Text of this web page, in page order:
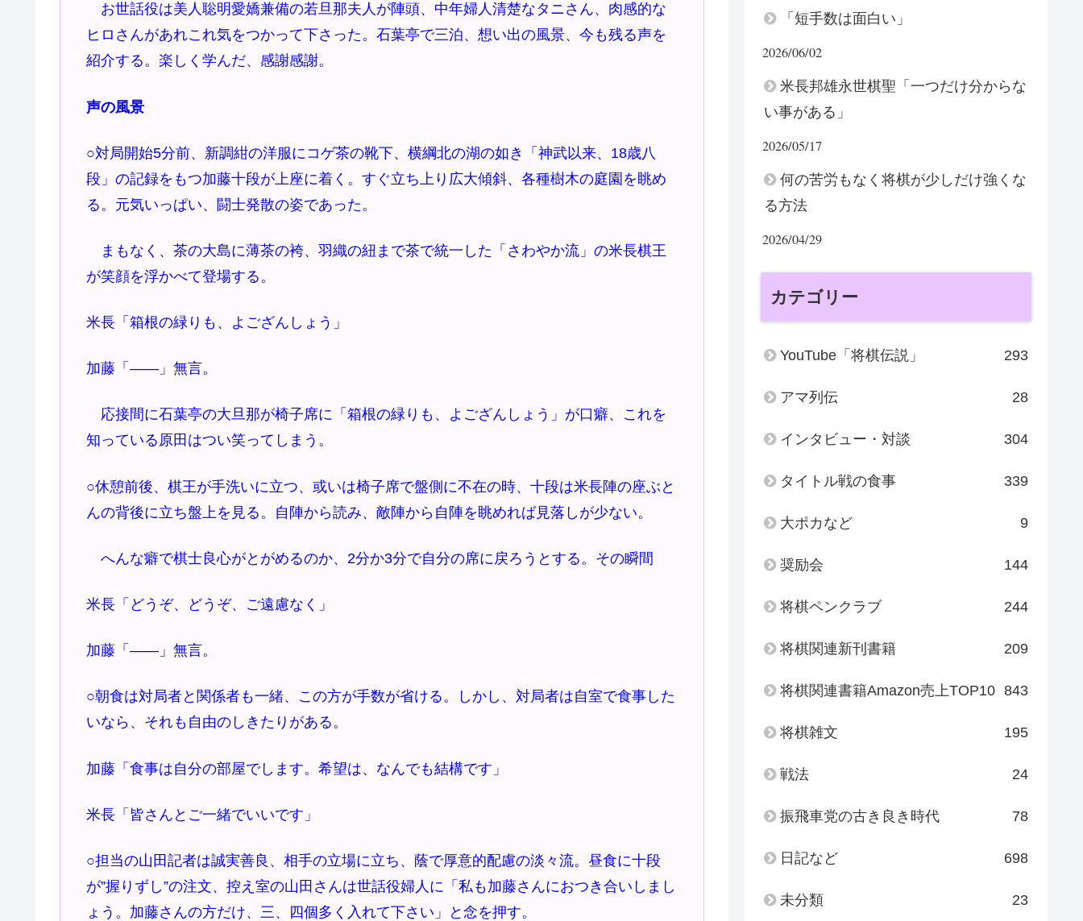
お世話役は美人聡明愛嬌兼備の若旦那夫人が陣頭、中年婦人清楚なタニさん、肉感的な
ヒロさんがあれこれ気をつかって下さった。石葉亭で三泊、想い出の風景、今も残る声を
紹介する。楽しく学んだ、感謝感謝。
声の風景
○対局開始5分前、新調紺の洋服にコゲ茶の靴下、横綱北の湖の如き「神武以来、18歳八
段」の記録をもつ加藤十段が上座に着く。すぐ立ち上り広大傾斜、各種樹木の庭園を眺め
る。元気いっぱい、闘士発散の姿であった。
まもなく、茶の大島に薄茶の袴、羽織の紐まで茶で統一した「さわやか流」の米長棋王
が笑顔を浮かべて登場する。
米長「箱根の緑りも、よござんしょう」
加藤「――」無言。
応接間に石葉亭の大旦那が椅子席に「箱根の緑りも、よござんしょう」が口癖、これを
知っている原田はつい笑ってしまう。
○休憩前後、棋王が手洗いに立つ、或いは椅子席で盤側に不在の時、十段は米長陣の座ぶと
んの背後に立ち盤上を見る。自陣から読み、敵陣から自陣を眺めれば見落しが少ない。
へんな癖で棋士良心がとがめるのか、2分か3分で自分の席に戻ろうとする。その瞬間
米長「どうぞ、どうぞ、ご遠慮なく」
加藤「――」無言。
○朝食は対局者と関係者も一緒、この方が手数が省ける。しかし、対局者は自室で食事した
いなら、それも自由のしきたりがある。
加藤「食事は自分の部屋でします。希望は、なんでも結構です」
米長「皆さんとご一緒でいいです」
○担当の山田記者は誠実善良、相手の立場に立ち、蔭で厚意的配慮の淡々流。昼食に十段
が”握りずし”の注文、控え室の山田さんは世話役婦人に「私も加藤さんにおつき合いしまし
ょう。加藤さんの方だけ、三、四個多く入れて下さい」と念を押す。
「短手数は面白い」
2026/06/02
米長邦雄永世棋聖「一つだけ分からな
い事がある」
2026/05/17
何の苦労もなく将棋が少しだけ強くな
る方法
2026/04/29
カテゴリー
YouTube「将棋伝説」 293
アマ列伝 28
インタビュー・対談 304
タイトル戦の食事 339
大ポカなど 9
奨励会 144
将棋ペンクラブ 244
将棋関連新刊書籍 209
将棋関連書籍Amazon売上TOP10 843
将棋雑文 195
戦法 24
振飛車党の古き良き時代 78
日記など 698
未分類 23